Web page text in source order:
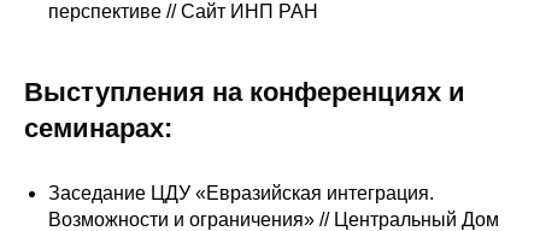
перспективе // Сайт ИНП РАН
Выступления на конференциях и
семинарах:
Заседание ЦДУ «Евразийская интеграция.
Возможности и ограничения» // Центральный Дом